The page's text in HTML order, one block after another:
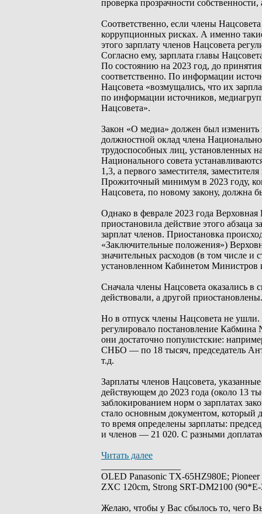
проверка прозрачности
Соответственно, если члены
коррупционных рисках. А именно
этого зарплату членов Нацсовета
Согласно ему, зарплата главы
По состоянию на 2023 год, до
соответственно. По информации
Нацсовета «возмущались, что их
по информации источников,
Нацсовета».
Закон «О медиа» должен был изменить
должностной оклад члена
трудоспособных лиц, установленных
Национального совета
1,3, а первого заместителя,
Прожиточный минимум в 2023 году,
Нацсовета, по новому закону, должна
Однако в феврале 2023 года
приостановила действие этого абзаца
зарплат членов. Приостановка
«Заключительные положения»)
значительных расходов (в том числе
установленном Кабинетом Министров
Сначала члены Нацсовета оказались в
действовали, а другой
Но в отпуск члены Нацсовета не ушли.
регулировало постановление
они достаточно популистские:
СНБО — по 18 тысяч, председатель
т.д.
Зарплаты членов Нацсовета,
действующем до 2023 года (около 13
заблокированием норм о зарплатах
стало основным документом, который
то время определены зарплаты:
и членов — 21 020. С разными
Читать далее
OLED Panasonic TX-65HZ980E;
ZXC 120cm, Strong SRT-DM2100
Желаю, чтобы у Вас сбылось то, чего